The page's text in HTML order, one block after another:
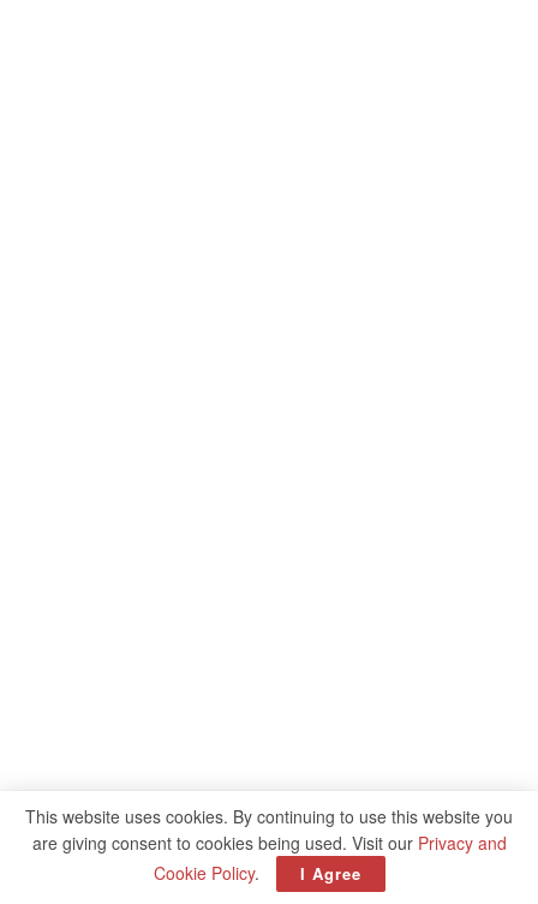
This website uses cookies. By continuing to use this website you
are giving consent to cookies being used. Visit our Privacy and
Cookie Policy. I Agree